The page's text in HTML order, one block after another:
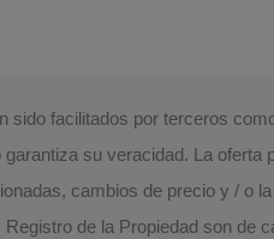
sido facilitados por terceros
su veracidad. La oferta
cambios de precio y / o
de la Propiedad son de